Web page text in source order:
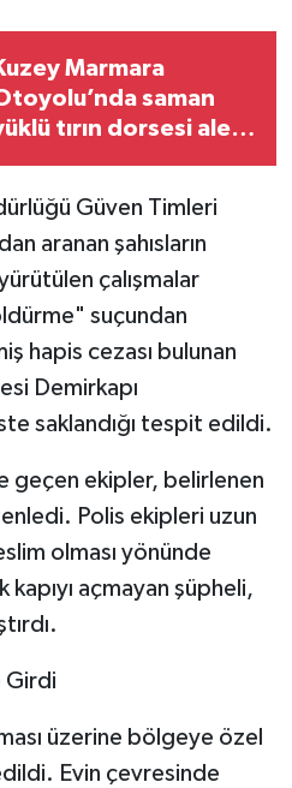
Marmara
saman
tırın dorsesi alev
Güven Timleri
aranan şahısların
çalışmalar
suçundan
hapis cezası bulunan
Demirkapı
saklandığı tespit edildi.
geçen ekipler, belirlenen
Polis ekipleri uzun
olması yönünde
açmayan şüpheli,
Girdi
üzerine bölgeye özel
Evin çevresinde